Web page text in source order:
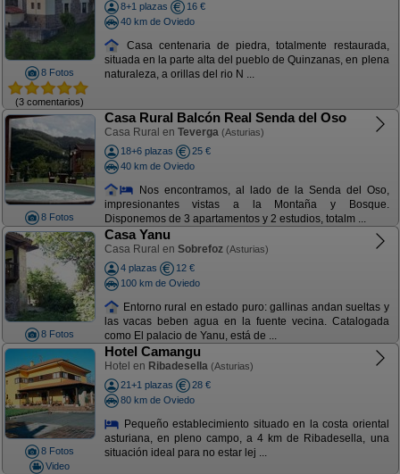
8 Fotos
(3 comentarios)
8+1 plazas
16 €
40 km de Oviedo
Casa centenaria de piedra, totalmente restaurada,
situada en la parte alta del pueblo de Quinzanas, en plena
naturaleza, a orillas del rio N ...
8 Fotos
Casa Rural Balcón Real Senda del Oso
Casa Rural en Teverga (Asturias)
18+6 plazas
25 €
40 km de Oviedo
Nos encontramos, al lado de la Senda del Oso,
impresionantes vistas a la Montaña y Bosque.
Disponemos de 3 apartamentos y 2 estudios, totalm ...
8 Fotos
Casa Yanu
Casa Rural en Sobrefoz (Asturias)
4 plazas
12 €
100 km de Oviedo
Entorno rural en estado puro: gallinas andan sueltas y
las vacas beben agua en la fuente vecina. Catalogada
como El palacio de Yanu, está de ...
8 Fotos
Video
Hotel Camangu
Hotel en Ribadesella (Asturias)
21+1 plazas
28 €
80 km de Oviedo
Pequeño establecimiento situado en la costa oriental
asturiana, en pleno campo, a 4 km de Ribadesella, una
situación ideal para no estar lej ...